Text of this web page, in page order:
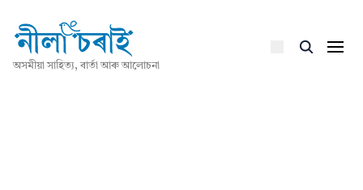
অসমীয়া সাহিত্য, বাৰ্তা আৰু আলোচনা